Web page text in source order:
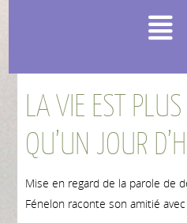
LA VIE EST
QU’UN JOUR
Mise en regard de la parole de
Fénelon raconte son amitié